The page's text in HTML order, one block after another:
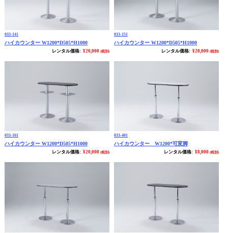
033-141
ハイカウンター W1200*D505*H1000
レンタル価格:¥20,000 (税別)
033-151
ハイカウンター W1200*D505*H1000
レンタル価格:¥20,000 (税別)
033-161
ハイカウンター W1200*D505*H1000
レンタル価格:¥20,000 (税別)
033-401
ハイカウンター W1200*可変脚
レンタル価格:¥8,000 (税別)